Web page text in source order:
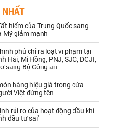
khác Mắc ca
Ngũ cốc
nhựa
hiếm của Trung Quốc sang
Mỹ giảm mạnh
phủ chỉ ra loạt vi phạm tại
Hải, Mi Hồng, PNJ, SJC, DOJI,
sang Bộ Công an
hàng hiệu giả trong cửa
Việt đứng tên
rủi ro của hoạt động dầu khí
đầu tư sai'